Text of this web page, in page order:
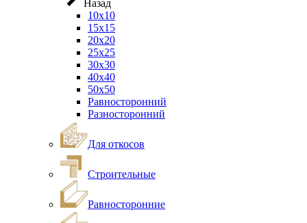
Назад
10х10
15х15
20х20
25х25
30х30
40х40
50х50
Равносторонний
Разносторонний
Для откосов
Строительные
Равносторонние